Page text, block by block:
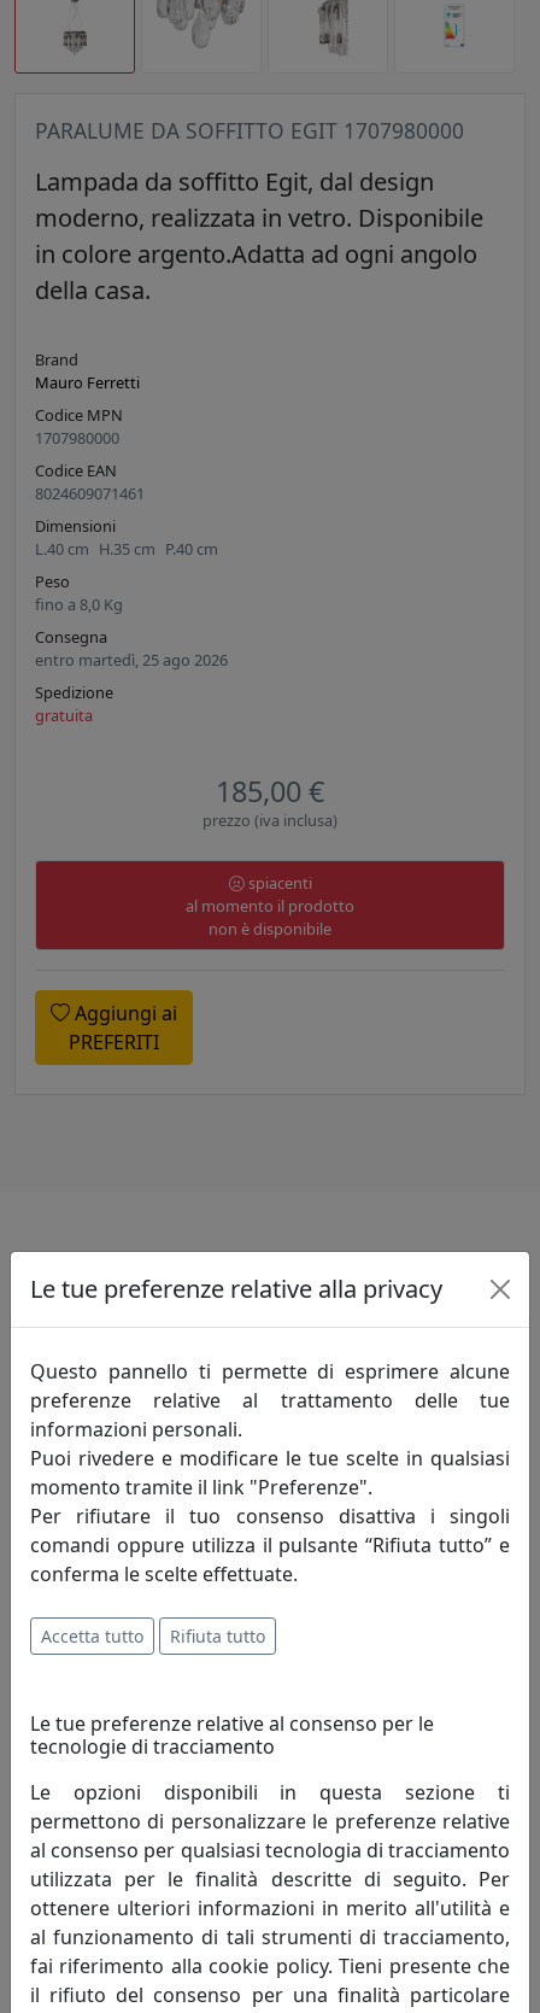
PARALUME DA SOFFITTO EGIT 1707980000
Lampada da soffitto Egit, dal design
moderno, realizzata in vetro. Disponibile
in colore argento.Adatta ad ogni angolo
della casa.
Brand
Mauro Ferretti
Codice MPN
1707980000
Codice EAN
8024609071461
Dimensioni
L.40 cm H.35 cm P.40 cm
Peso
fino a 8,0 Kg
Consegna
entro martedì, 25 ago 2026
Spedizione
gratuita
185,00 €
prezzo (iva inclusa)
spiacenti
al momento il prodotto
non è disponibile
Aggiungi ai
PREFERITI
Realizzata in vetro.
Informazioni sul brand
Innovazione-creatività-competitività: sono
i principi fondamentali che incarnano lo
spirito della mauro ferretti che da oltre
trent'anni, attraverso le evoluzioni del
miglioramento degli articoli proposti e del servizio
offerto al fine di soddisfare pienamente le esigenze di
Innovazione - è un'attività di pensiero che, elevando il
migliorando quindi il tenore di vita dell'uomo.
Innovazione è cambiamento che genera progresso
umano; porta con sé valori e risultati positivi, mai
negativi.
Creatività - è un termine che indica l'arte o la capacità di
creare e inventare."Creatività è unire elementi esistenti
con connessioni nuove, che siano utili" - Henri Poincaré.
Le tue preferenze relative alla privacy
Questo pannello ti permette di esprimere alcune
preferenze relative al trattamento delle tue
informazioni personali.
Puoi rivedere e modificare le tue scelte in qualsiasi
momento tramite il link "Preferenze".
Per rifiutare il tuo consenso disattiva i singoli
comandi oppure utilizza il pulsante “Rifiuta tutto” e
conferma le scelte effettuate.
Accetta tutto Rifiuta tutto
Le tue preferenze relative al consenso per le
tecnologie di tracciamento
Le opzioni disponibili in questa sezione ti
permettono di personalizzare le preferenze relative
al consenso per qualsiasi tecnologia di tracciamento
utilizzata per le finalità descritte di seguito. Per
ottenere ulteriori informazioni in merito all'utilità e
al funzionamento di tali strumenti di tracciamento,
fai riferimento alla cookie policy. Tieni presente che
il rifiuto del consenso per una finalità particolare